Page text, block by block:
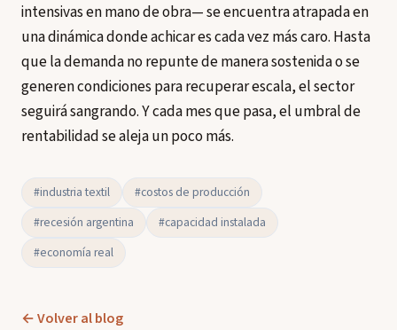
intensivas en mano de obra— se encuentra atrapada en
una dinámica donde achicar es cada vez más caro. Hasta
que la demanda no repunte de manera sostenida o se
generen condiciones para recuperar escala, el sector
seguirá sangrando. Y cada mes que pasa, el umbral de
rentabilidad se aleja un poco más.
#industria textil
#costos de producción
#recesión argentina
#capacidad instalada
#economía real
← Volver al blog